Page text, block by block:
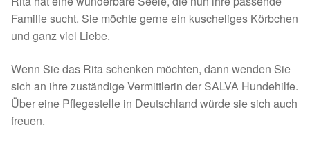
Januar bis Juni 2022
Spenden 2021
Juli bis Dezember 2021
Familie sucht. Sie möchte gerne ein kuscheliges Körbchen
und ganz viel Liebe.
Wenn Sie das Rita schenken möchten, dann wenden Sie
sich an ihre zuständige Vermittlerin der SALVA Hundehilfe.
Über eine Pflegestelle in Deutschland würde sie sich auch
freuen.